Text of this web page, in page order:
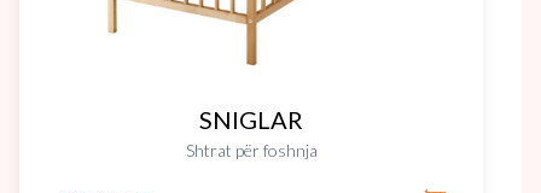
SNIGLAR
Shtrat për foshnja